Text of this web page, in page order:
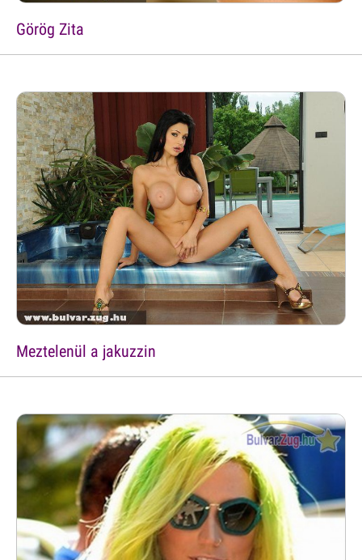
Görög Zita
Meztelenül a jakuzzin